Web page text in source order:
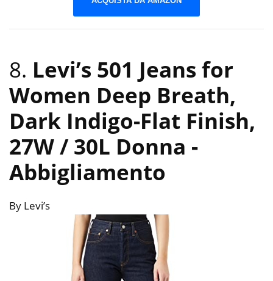
8. Levi’s 501 Jeans for
Women Deep Breath,
Dark Indigo-Flat Finish,
27W / 30L Donna -
Abbigliamento
By Levi’s